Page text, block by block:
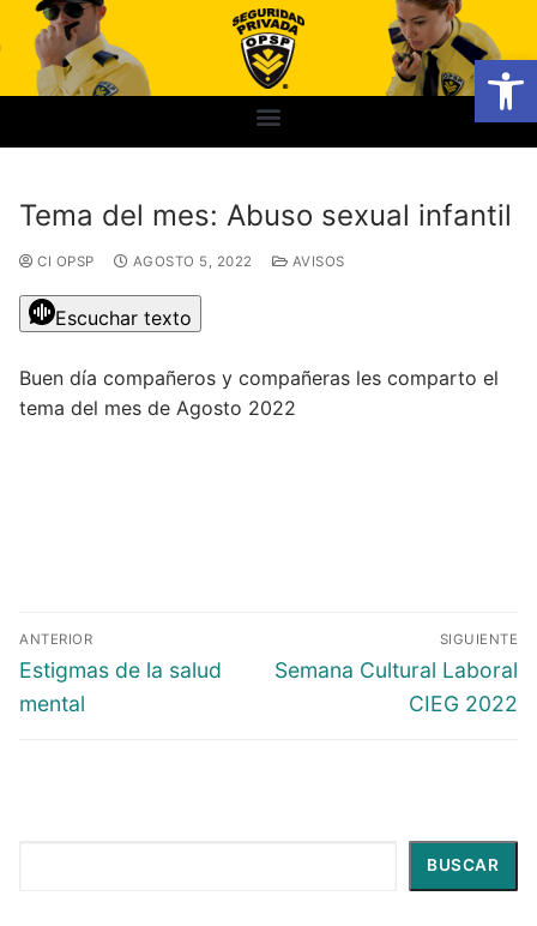
Abrir
Tema del mes: Abuso sexual infantil
CI OPSP AGOSTO 5, 2022 AVISOS
Escuchar texto
Buen día compañeros y compañeras les comparto el
tema del mes de Agosto 2022
ANTERIOR
Estigmas de la salud
mental
SIGUIENTE
Semana Cultural Laboral
CIEG 2022
BUSCAR